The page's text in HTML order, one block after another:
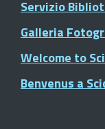
Servizio
Galleria
Welcome to
Benvenus a